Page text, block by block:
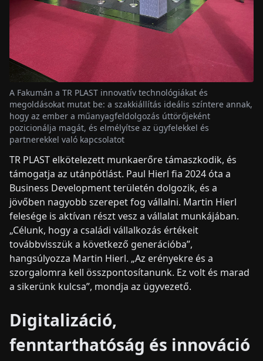
A Fakumán a TR PLAST innovatív technológiákat és
megoldásokat mutat be: a szakkiállítás ideális színtere annak,
hogy az ember a műanyagfeldolgozás úttörőjeként
pozicionálja magát, és elmélyítse az ügyfelekkel és
partnerekkel való kapcsolatot
TR PLAST elkötelezett munkaerőre támaszkodik, és
támogatja az utánpótlást. Paul Hierl fia 2024 óta a
Business Development területén dolgozik, és a
jövőben nagyobb szerepet fog vállalni. Martin Hierl
felesége is aktívan részt vesz a vállalat munkájában.
„Célunk, hogy a családi vállalkozás értékeit
továbbvisszük a következő generációba”,
hangsúlyozza Martin Hierl. „Az erényekre és a
szorgalomra kell összpontosítanunk. Ez volt és marad
a sikerünk kulcsa”, mondja az ügyvezető.
Digitalizáció,
fenntarthatóság és innováció